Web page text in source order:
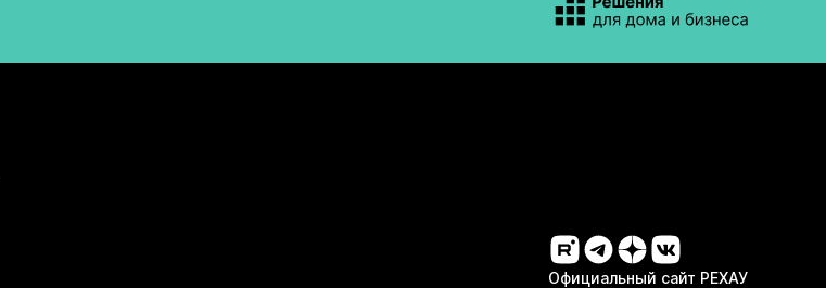
Официальный сайт РЕХАУ